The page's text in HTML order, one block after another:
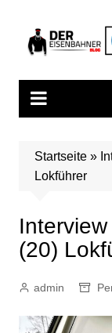
springen
Startseite»
Lokführer
(20)
admin